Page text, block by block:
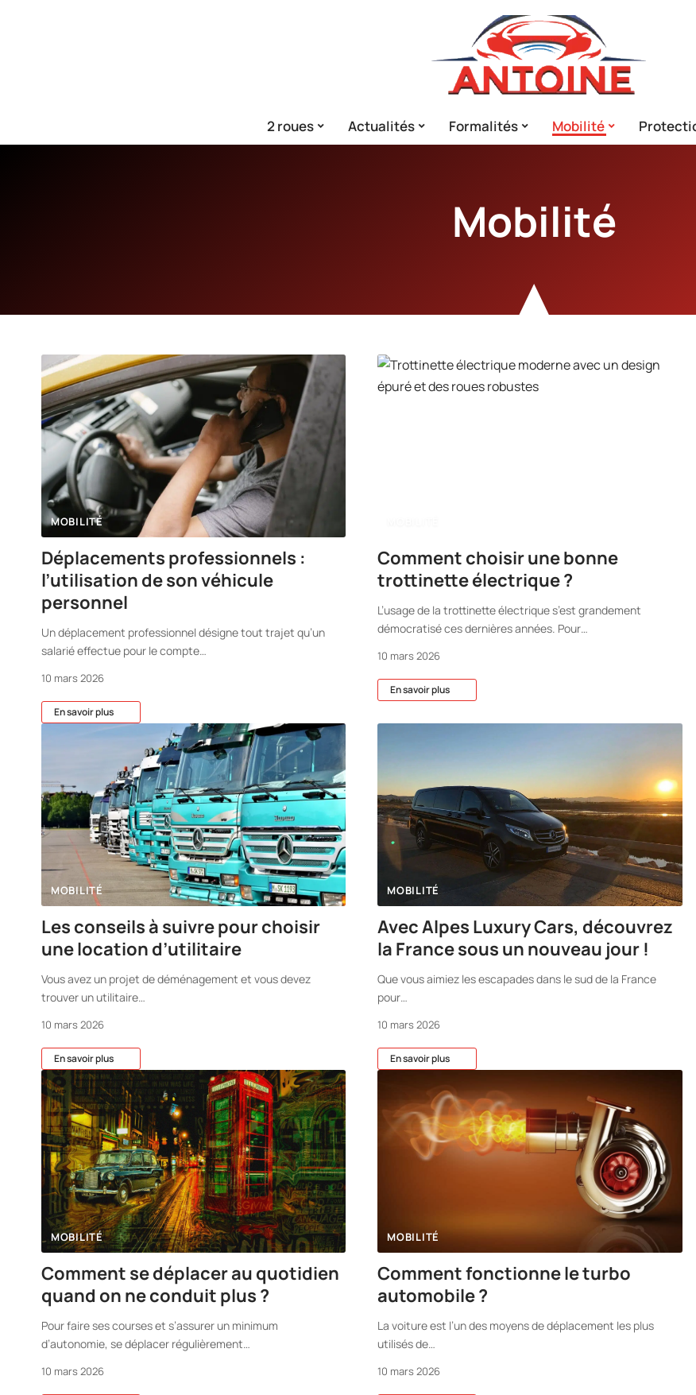
2 roues Actualités Formalités Mobilité
Mobilité
MOBILITÉ
Déplacements professionnels :
l’utilisation de son véhicule
personnel
Un déplacement professionnel désigne tout trajet qu’un
salarié effectue pour le compte…
10 mars 2026
En savoir plus
Comment choisir une bonne
trottinette électrique ?
L’usage de la trottinette électrique s’est grandement
démocratisé ces dernières années. Pour…
10 mars 2026
En savoir plus
MOBILITÉ
Les conseils à suivre pour choisir
une location d’utilitaire
Vous avez un projet de déménagement et vous devez
trouver un utilitaire…
10 mars 2026
En savoir plus
MOBILITÉ
Avec Alpes Luxury Cars, découvrez
la France sous un nouveau jour !
Que vous aimiez les escapades dans le sud de la France
pour…
10 mars 2026
En savoir plus
MOBILITÉ
Comment se déplacer au quotidien
quand on ne conduit plus ?
Pour faire ses courses et s’assurer un minimum
d’autonomie, se déplacer régulièrement…
10 mars 2026
MOBILITÉ
Comment fonctionne le turbo
automobile ?
La voiture est l’un des moyens de déplacement les plus
utilisés de…
10 mars 2026